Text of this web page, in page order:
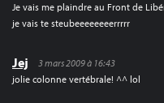
Je vais me plaindre au Front de
je vais te steubeeeeeeeerrrrr
Jej
3 mars 2009 à 16:43
jolie colonne vertébrale! ^^ lol